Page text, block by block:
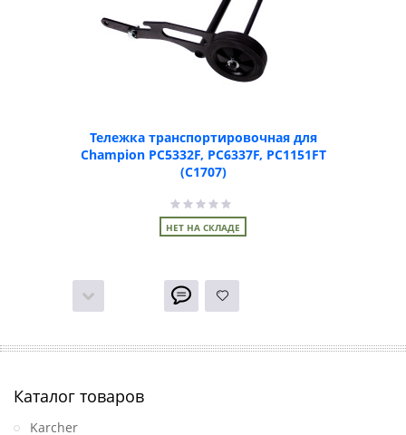
Тележка транспортировочная для
Champion PC5332F, PC6337F, PC1151FT
(C1707)
НЕТ НА СКЛАДЕ
Каталог товаров
Karcher